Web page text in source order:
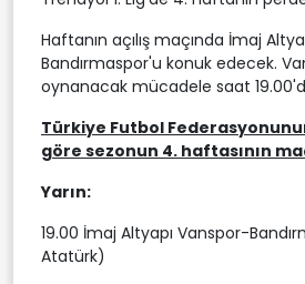
Haftanın açılış maçında İmaj
Bandırmaspor'u konuk edecek.
oynanacak mücadele saat
Türkiye Futbol
göre sezonun 4. haftasının
Yarın:
19.00 İmaj Altyapı Vanspor-
Atatürk)